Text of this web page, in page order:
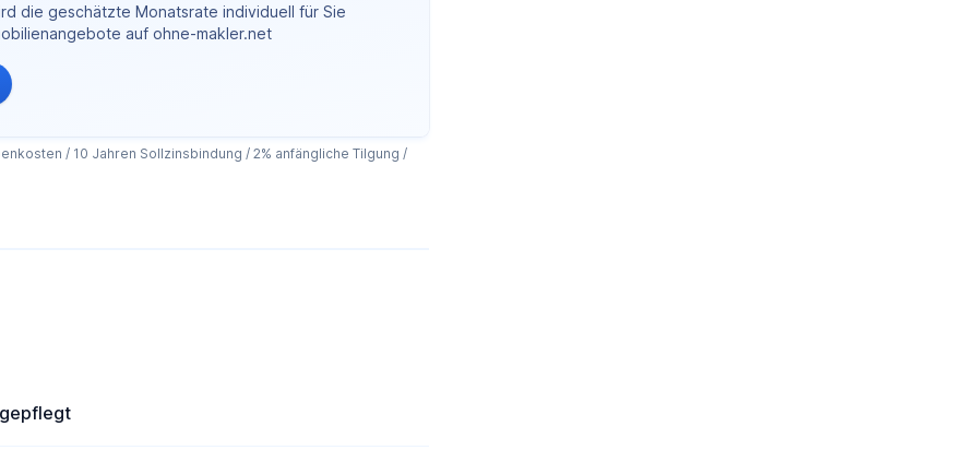
die geschätzte Monatsrate individuell für Sie
auf ohne-makler.net
/ 10 Jahren Sollzinsbindung / 2% anfängliche Tilgung /
gepflegt